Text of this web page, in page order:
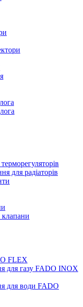
для радіаторів
клапани
FLEX
для газу FADO INOX
для води FADO